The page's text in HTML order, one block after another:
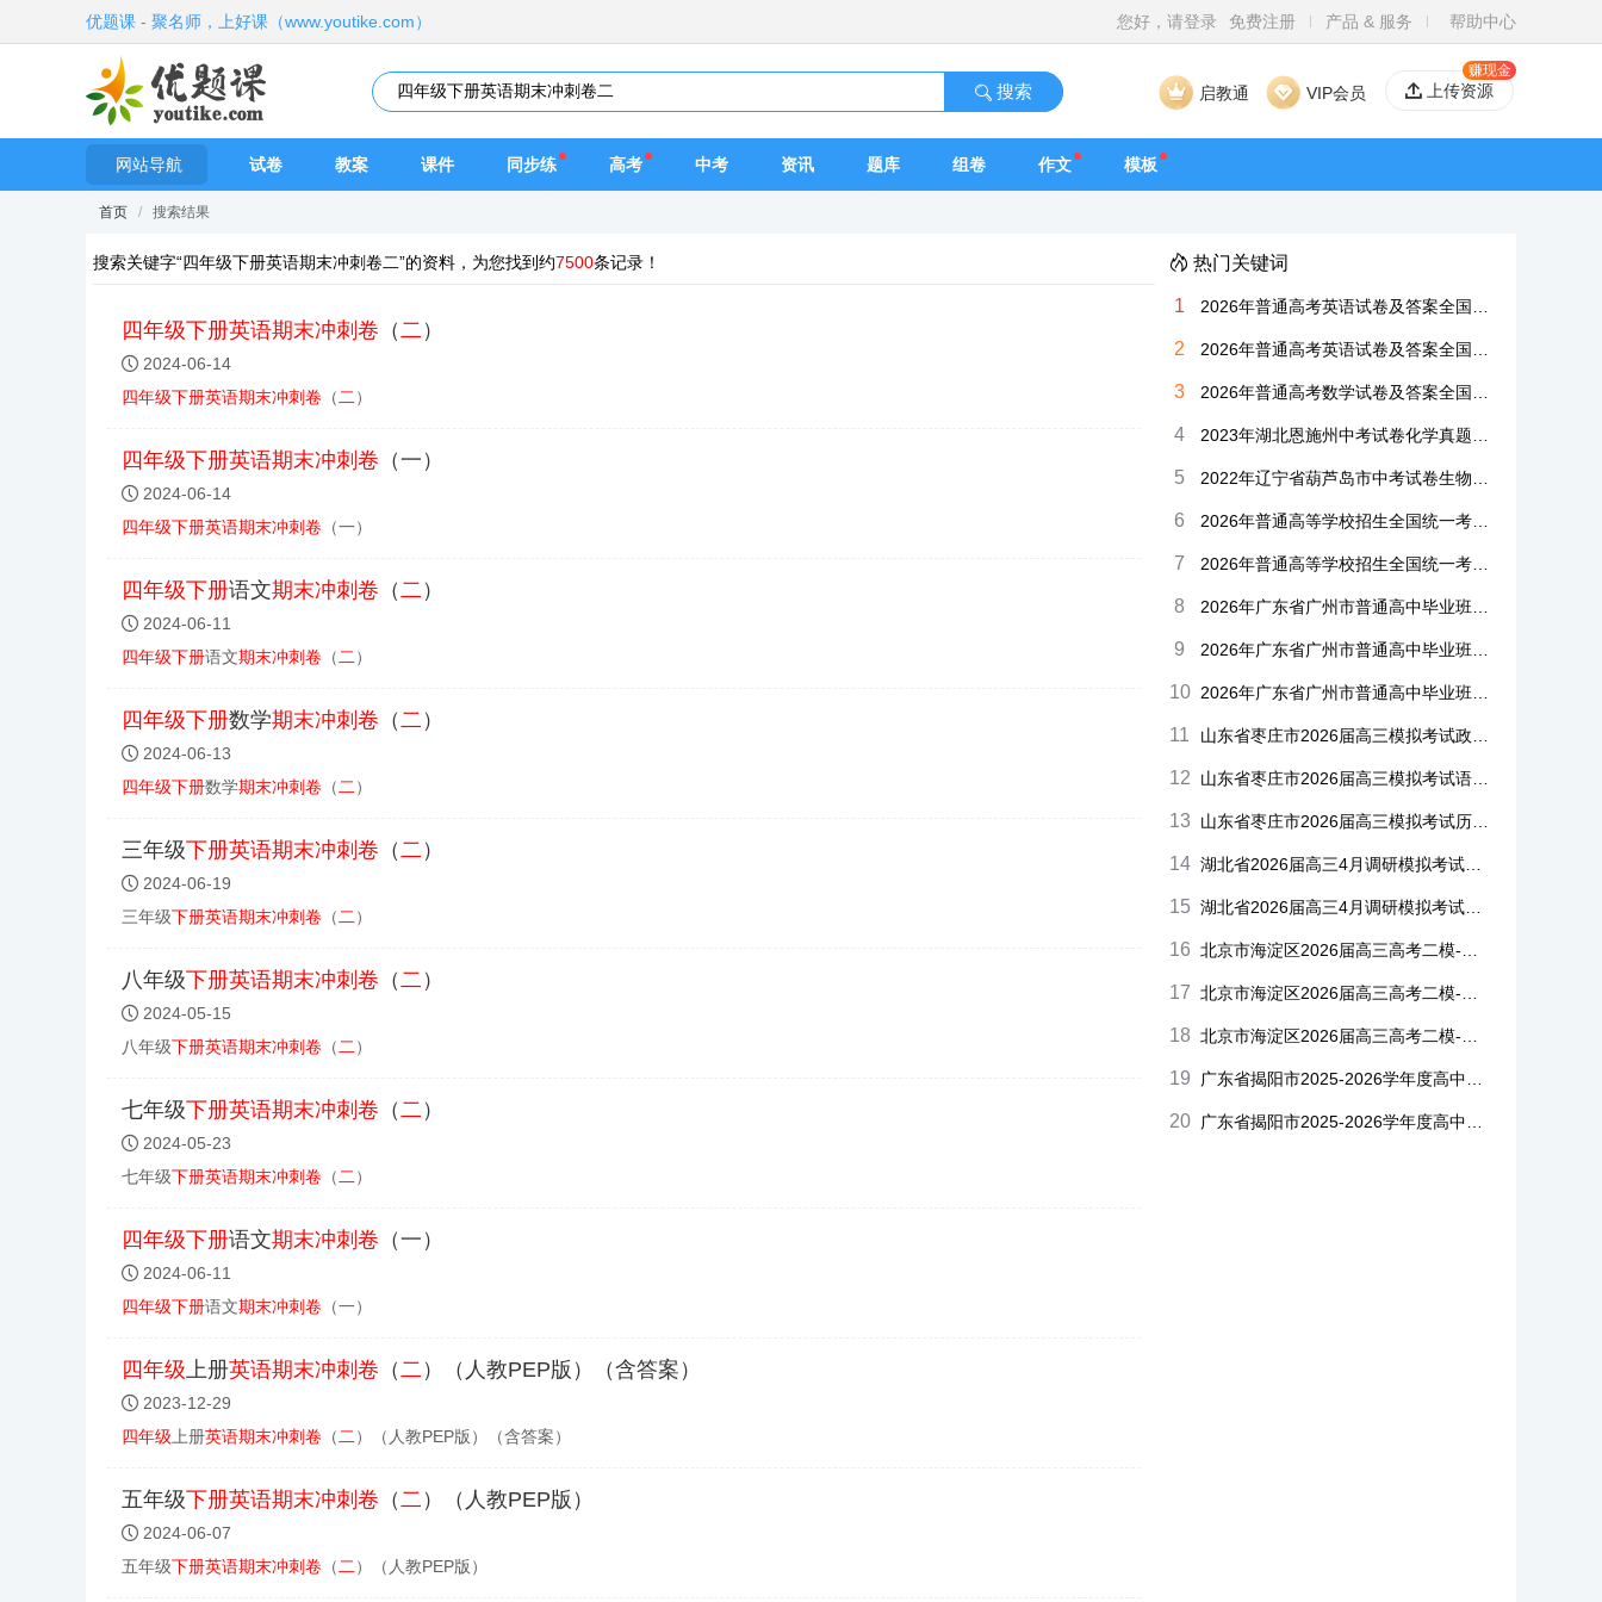
优题课 - 聚名师，上好课（www.youtike.com） 您好，请登录 免费注册 产品 & 服务 帮助中心
搜索 VIP会员
启教通 上传资源
赚现金
网站导航 试卷 教案 课件 同步练 高考 中考 资讯 题库 组卷 作文 模板
首页 / 搜索结果
搜索关键字“四年级下册英语期末冲刺卷二”的资料，为您找到约7500条记录！
四年级下册英语期末冲刺 卷 （二 ）
2024-06-14
四年级下册英语期末冲刺卷 （ 二 ）
四年级下册英语期末冲刺 卷 （一）
2024-06-14
四年级下册英语期末冲刺卷 （一）
四年级下册语文期末冲刺 卷 （二 ）
2024-06-11
四年级下册语文期末冲刺卷 （ 二 ）
四年级下册数学期末冲刺 卷 （二 ）
2024-06-13
四年级下册数学期末冲刺卷 （ 二 ）
三年级下册英语期末冲刺 卷 （二 ）
2024-06-19
三年级下册英语期末冲刺卷 （ 二 ）
八年级下册英语期末冲刺 卷 （二 ）
2024-05-15
八年级下册英语期末冲刺卷 （ 二 ）
七年级下册英语期末冲刺 卷 （二 ）
2024-05-23
七年级下册英语期末冲刺卷 （ 二 ）
四年级下册语文期末冲刺 卷 （一）
2024-06-11
四年级下册语文期末冲刺卷 （一）
四年级上册英语期末冲刺 卷 （二 ）（人教PEP版）（含答案）
2023-12-29
四年级 上册英语期末冲刺卷 （ 二 ）（人教PEP版）（含答案）
五年级下册英语期末冲刺 卷 （二 ）（人教PEP版）
2024-06-07
五年级下册英语期末冲刺卷 （ 二 ）（人教PEP版）
热门关键词
1
2
3
4
5
6
7
8
9
10
11
12
13
14
15
16
17
18
19
20